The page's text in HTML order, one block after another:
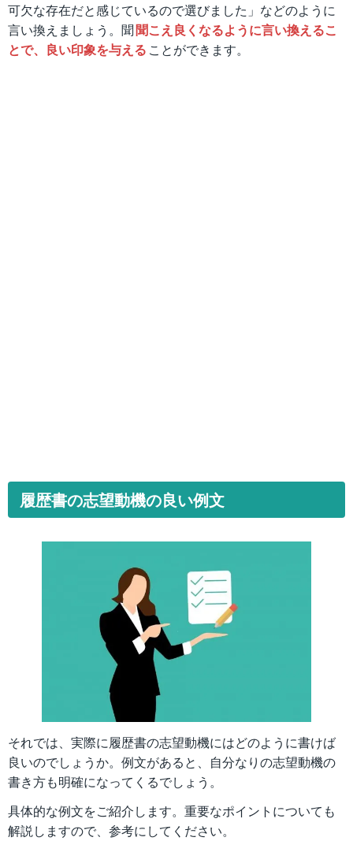
可欠な存在だと感じているので選びました」などのように
言い換えましょう。聞聞こえ良くなるように言い換えるこ
とで、良い印象を与える ことができます。
履歴書の志望動機の良い例文
それでは、実際に履歴書の志望動機にはどのように書けば
良いのでしょうか。例文があると、自分なりの志望動機の
書き方も明確になってくるでしょう。
具体的な例文をご紹介します。重要なポイントについても
解説しますので、参考にしてください。